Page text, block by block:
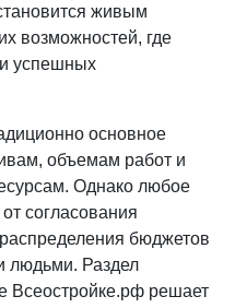
живым
возможностей, где
успешных
основное
объемам работ и
Однако любое
согласования
бюджетов
людьми. Раздел
Всеостройке.рф решает